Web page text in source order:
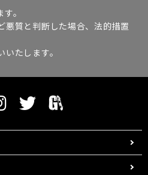
。
悪質と判断した場合、法的措置
たします。